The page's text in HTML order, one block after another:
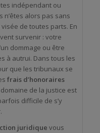
indépendant ou
n’êtes alors pas sans
de toutes parts. En
survenir : votre
dommage ou être
à autrui. Dans tous les
que les tribunaux se
frais d’honoraires
de la justice est
difficile de s’y
juridique vous